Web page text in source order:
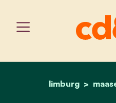
limburg